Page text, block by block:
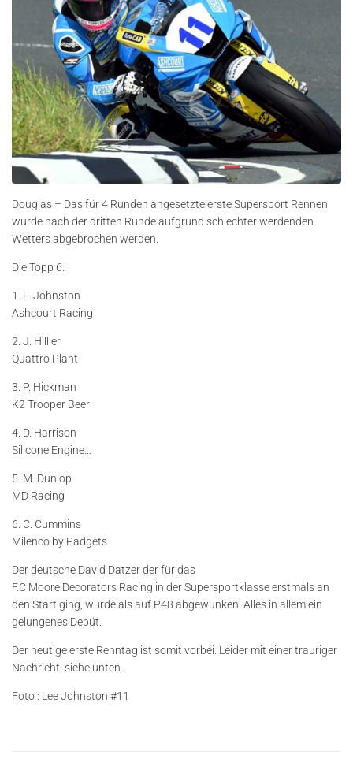
Douglas – Das für 4 Runden angesetzte erste Supersport Rennen
wurde nach der dritten Runde aufgrund schlechter werdenden
Wetters abgebrochen werden.
Die Topp 6:
1. L. Johnston
Ashcourt Racing
2. J. Hillier
Quattro Plant
3. P. Hickman
K2 Trooper Beer
4. D. Harrison
Silicone Engine…
5. M. Dunlop
MD Racing
6. C. Cummins
Milenco by Padgets
Der deutsche David Datzer der für das
F.C Moore Decorators Racing in der Supersportklasse erstmals an
den Start ging, wurde als auf P48 abgewunken. Alles in allem ein
gelungenes Debüt.
Der heutige erste Renntag ist somit vorbei. Leider mit einer trauriger
Nachricht: siehe unten.
Foto : Lee Johnston #11